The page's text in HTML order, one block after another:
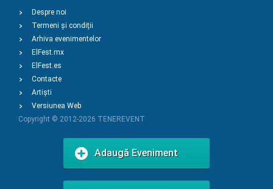
Despre noi
Termeni și condiții
Arhiva evenimentelor
ElFest.mx
ElFest.es
Contacte
Artiști
Versiunea Web
Copyright © 2012-2026 TENEREVENT
Adaugă Eveniment